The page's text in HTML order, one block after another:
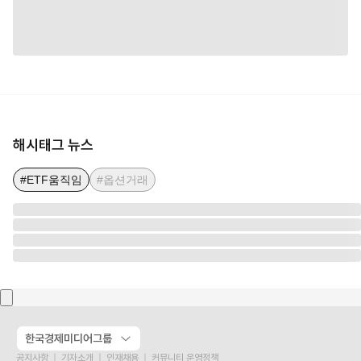
해시태그 뉴스
#ETF움직임 #옵션거래
한국경제미디어그룹
공지사항 기자소개 인재채용 커뮤니티 운영정책